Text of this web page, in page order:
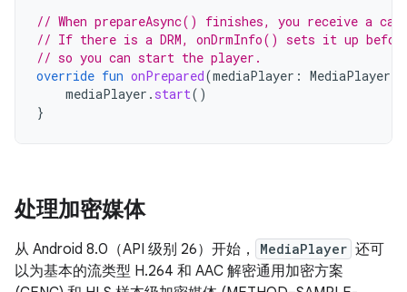
// When prepareAsync() finishes, you receive a
// If there is a DRM, onDrmInfo() sets it up
// so you can start the player.
override fun onPrepared(mediaPlayer : MediaPlayer
mediaPlayer . start()
}
处理加密媒体
从 Android 8.0（API 级别 26）开始， MediaPlayer 还可
以为基本的流类型 H.264 和 AAC 解密通用加密方案